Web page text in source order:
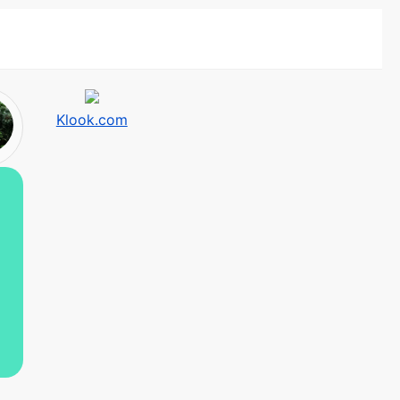
Klook.com